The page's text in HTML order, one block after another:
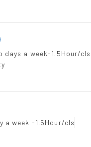
days a week-1.5Hour/cls
a week -1.5Hour/cls